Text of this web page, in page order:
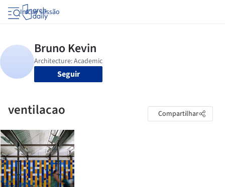
Iniciar sessão
Seguir
ventilacao Compartilhar